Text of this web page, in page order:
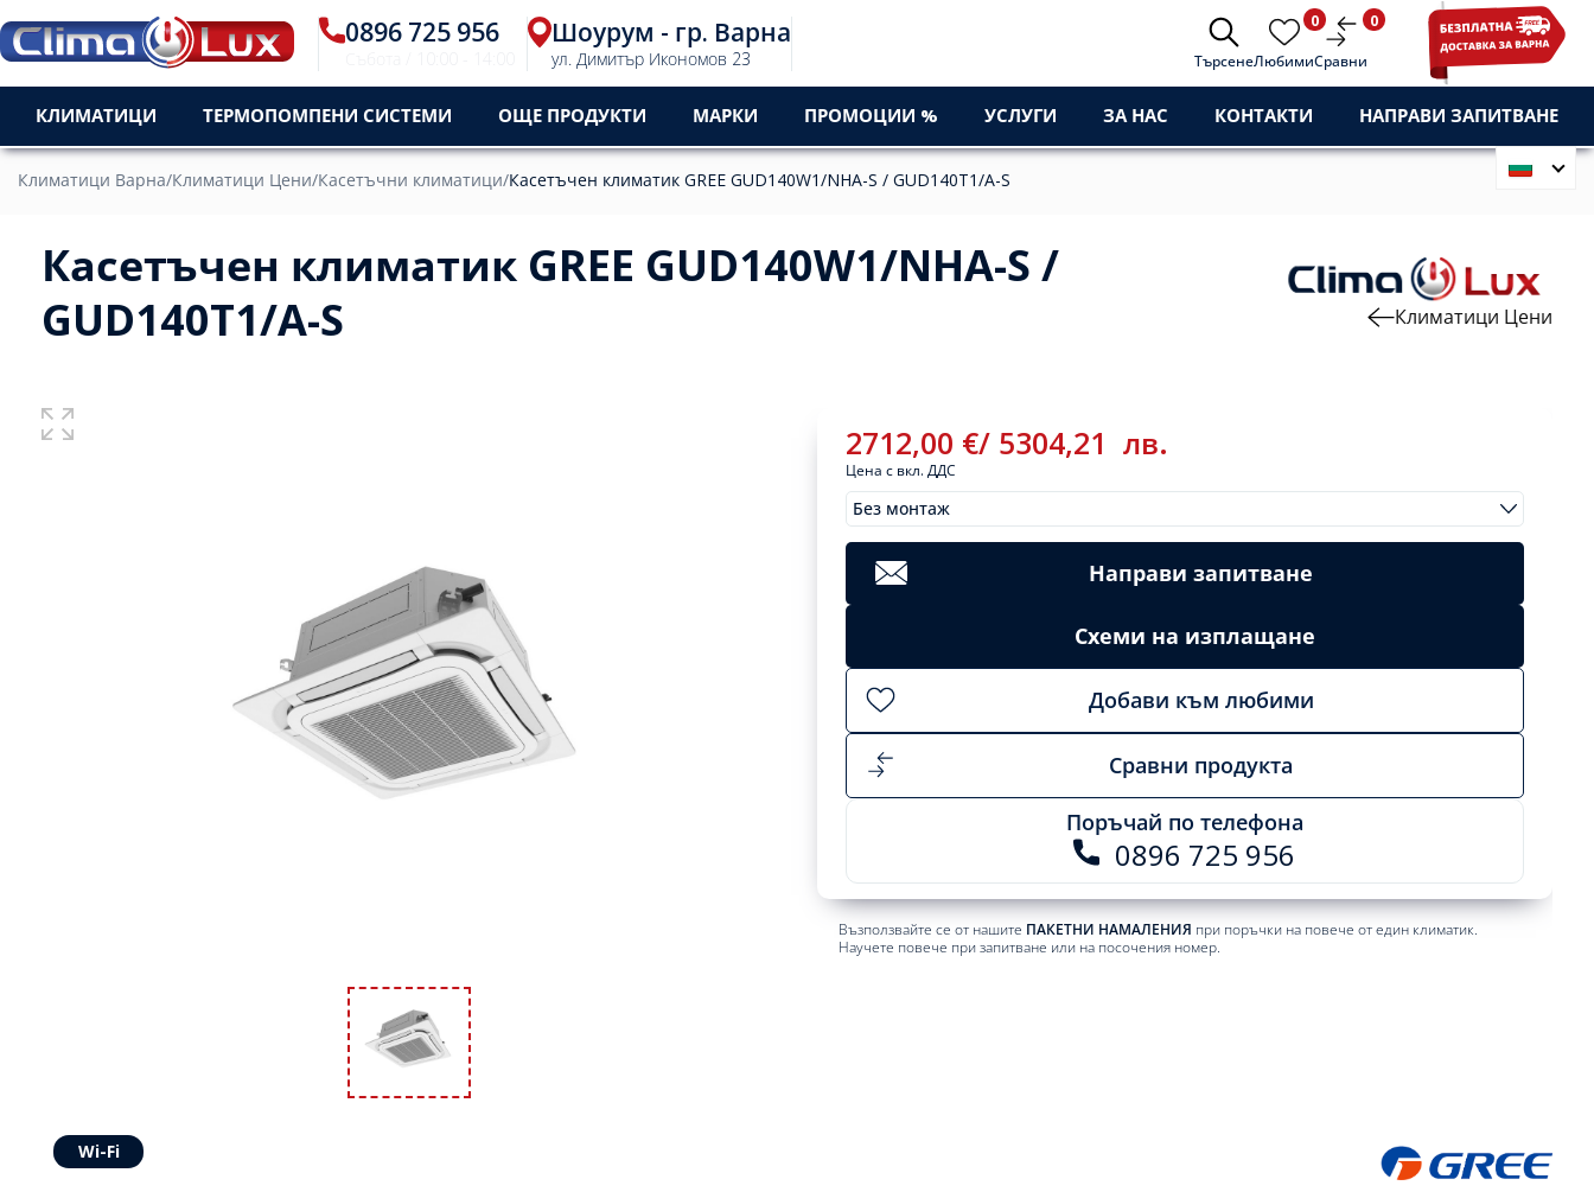
0896 725 956 Шоурум - гр. Варна
ул. Димитър Икономов 23 ТърсенеЛюбими
0
Сравни
0
КЛИМАТИЦИ ТЕРМОПОМПЕНИ СИСТЕМИ ОЩЕ ПРОДУКТИ МАРКИ ПРОМОЦИИ % УСЛУГИ ЗА НАС КОНТАКТИ НАПРАВИ ЗАПИТВАНЕ
Климатици Варна/Климатици Цени/Касетъчни климатици/Касетъчен климатик GREE GUD140W1/NHA-S / GUD140T1/A-S
Касетъчен климатик GREE GUD140W1/NHA-S /
GUD140T1/A-S
Климатици Цени
2712,00 €/ 5304,21 лв.
Цена с вкл. ДДС
Без монтаж
МонтажиClear
2712,00€/
5304,21
Направи запитване
Схеми на изплащане
Добави към любими
Сравни продукта
Поръчай по телефона
0896 725 956
Възползвайте се от нашите ПАКЕТНИ НАМАЛЕНИЯ при поръчки на повече от един климатик.
Научете повече при запитване или на посочения номер.
Wi-Fi